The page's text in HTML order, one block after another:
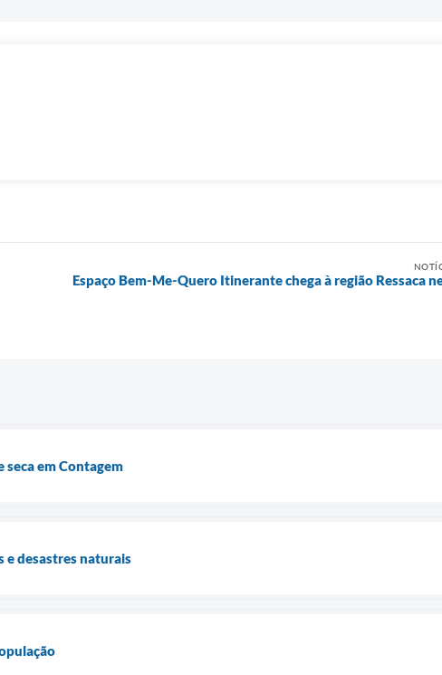
Espaço Bem-Me-Quero Itinerante chega à região Ressaca
em Contagem
e desastres naturais